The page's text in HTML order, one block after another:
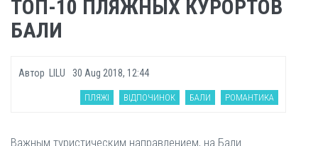
ТОП-10 ПЛЯЖНЫХ КУРОРТОВ
БАЛИ
Автор LILU 30 Aug 2018, 12:44
ПЛЯЖІ ВІДПОЧИНОК БАЛИ РОМАНТИКА
Важным туристическим направлением, на Бали